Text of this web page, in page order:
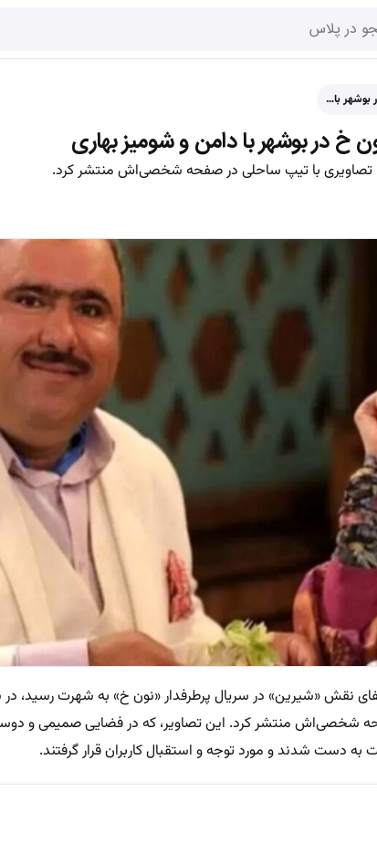
بوشهر با…
خ در بوشهر با دامن و شومیز بهاری
تصاویری با تیپ ساحلی در صفحه شخصی‌اش منتشر کرد.
نقش «شیرین» در سریال پرطرفدار «نون خ» به شهرت رسید،
شخصی‌اش منتشر کرد. این تصاویر، که در فضایی صمیمی و
دست شدند و مورد توجه و استقبال کاربران قرار گرفتند.